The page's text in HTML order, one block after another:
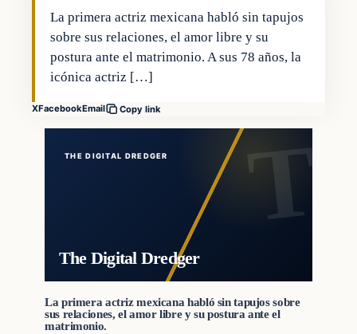
La primera actriz mexicana habló sin tapujos
sobre sus relaciones, el amor libre y su
postura ante el matrimonio. A sus 78 años, la
icónica actriz […]
XFacebookEmail Copy link
THE DIGITAL DREDGER
The Digital Dredger
La primera actriz mexicana habló sin tapujos sobre
sus relaciones, el amor libre y su postura ante el
matrimonio.